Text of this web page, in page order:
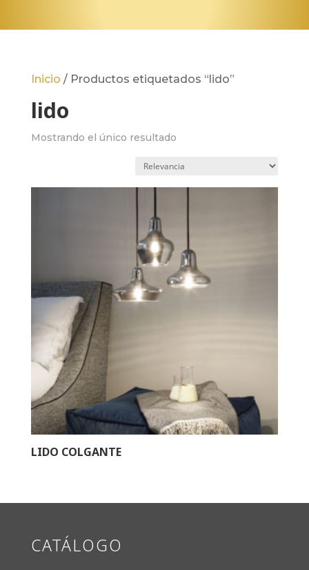
Inicio / Productos etiquetados “lido”
lido
Mostrando el único resultado
LIDO COLGANTE
CATÁLOGO